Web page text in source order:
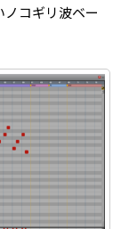
コギリ波ベー